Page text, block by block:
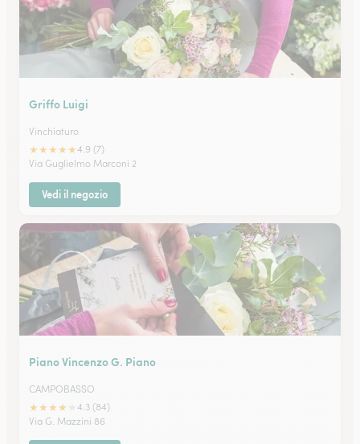
Griffo Luigi
Vinchiaturo
★★★★★4.9 (7)
Via Guglielmo Marconi 2
Vedi il negozio
Piano Vincenzo G. Piano
CAMPOBASSO
★★★★
4.3 (84)
Via G. Mazzini 86